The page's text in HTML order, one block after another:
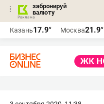
забронируй
валюту
Казань17.9° Москва21.9°